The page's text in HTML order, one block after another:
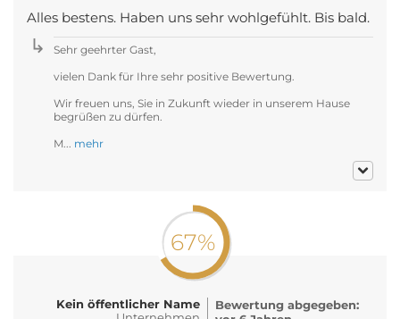
Alles bestens. Haben uns sehr wohlgefühlt. Bis bald.
Sehr geehrter Gast,
vielen Dank für Ihre sehr positive Bewertung.
Wir freuen uns, Sie in Zukunft wieder in unserem Hause
begrüßen zu dürfen.
M... mehr
67%
Kein öffentlicher Name
Bewertung abgegeben: